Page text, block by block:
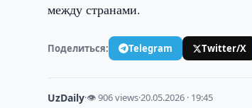
между странами.
Поделиться: Telegram Twitter/X
UzDaily·👁 906 views·20.05.2026 · 19:45